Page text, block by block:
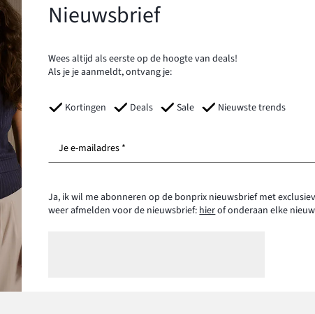
Nieuwsbrief
Wees altijd als eerste op de hoogte van deals!
Als je je aanmeldt, ontvang je:
Kortingen Deals Sale Nieuwste trends
Je e-mailadres *
Ja, ik wil me abonneren op de bonprix nieuwsbrief met
weer afmelden voor de nieuwsbrief:hierof onderaan elke